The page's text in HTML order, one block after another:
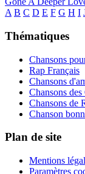
A B C D E F G H I
Thématiques
Chansons
Rap Français
Chansons
Chansons
Chansons de
Chanson
Plan de site
Mentions
Paramètres